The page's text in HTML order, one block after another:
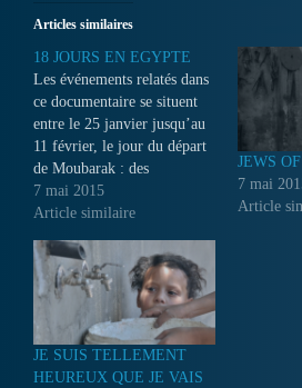
Articles similaires
18 JOURS EN EGYPTE
Les événements relatés dans
ce documentaire se situent
entre le 25 janvier jusqu’au
11 février, le jour du départ
de Moubarak : des
témoignages in situ de
personnes appartenant au
l’attention s’est focalisée sur
le cinéma de la révolution...
7 mai 2015
Article similaire
JEWS
7 mai
Article
JE SUIS TELLEMENT
HEUREUX QUE JE VAIS